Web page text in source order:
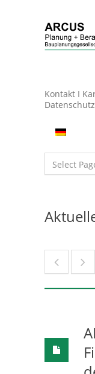
Kontakt I
Datenschutz